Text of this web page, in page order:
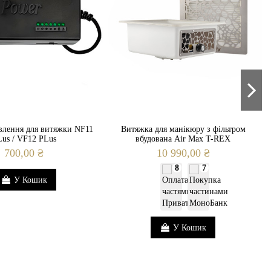
для витяжки NF11
/ VF12 PLus
700,00 ₴
У Кошик
Витяжка для манікюру з фільтром
вбудована Air Max T-REX
10 990,00 ₴
8 7
У Кошик